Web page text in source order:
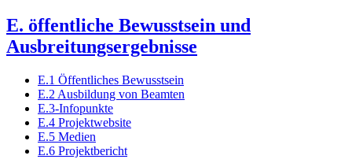
E. öffentliche Bewusstsein und
Ausbreitungsergebnisse
E.1 Öffentliches Bewusstsein
E.2 Ausbildung von Beamten
E.3-Infopunkte
E.4 Projektwebsite
E.5 Medien
E.6 Projektbericht